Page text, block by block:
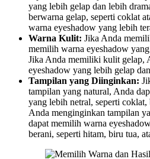
yang lebih gelap dan lebih
berwarna gelap, seperti coklat
warna eyeshadow yang lebih
Warna Kulit: Jika Anda
memilih warna eyeshadow
Jika Anda memiliki kulit gelap,
eyeshadow yang lebih gelap
Tampilan yang Diinginkan:
tampilan yang natural, Anda
yang lebih netral, seperti coklat,
Anda menginginkan tampilan
dapat memilih warna
berani, seperti hitam, biru tua,